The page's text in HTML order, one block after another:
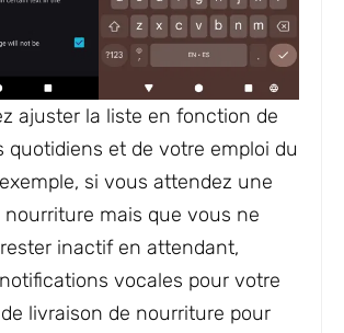
ajuster la liste en fonction de
quotidiens et de votre emploi du
si vous attendez une
nourriture mais que vous ne
inactif en attendant,
vocales pour votre
livraison de nourriture pour